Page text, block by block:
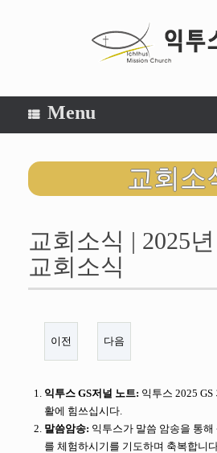
Menu
교회소
교회소식 | 2025
교회소식
이전 다음
익투스 GS저널 노트: 익투스 2025
활에 힘쓰십시다.
말씀암송: 익투스가 말씀 암송을 통
를 체험하시기를 기도하며 축복합